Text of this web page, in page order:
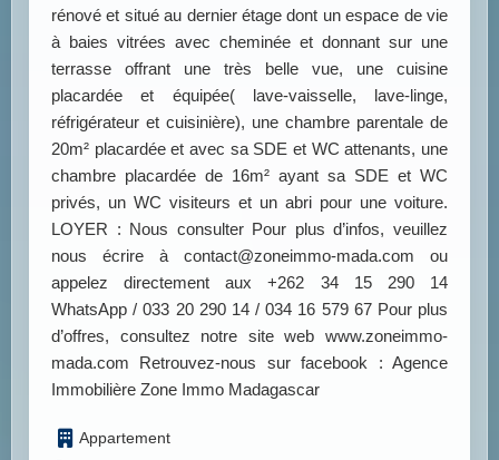
rénové et situé au dernier étage dont un espace de vie
à baies vitrées avec cheminée et donnant sur une
terrasse offrant une très belle vue, une cuisine
placardée et équipée( lave-vaisselle, lave-linge,
réfrigérateur et cuisinière), une chambre parentale de
20m² placardée et avec sa SDE et WC attenants, une
chambre placardée de 16m² ayant sa SDE et WC
privés, un WC visiteurs et un abri pour une voiture.
LOYER : Nous consulter Pour plus d’infos, veuillez
nous écrire à contact@zoneimmo-mada.com ou
appelez directement aux +262 34 15 290 14
WhatsApp / 033 20 290 14 / 034 16 579 67 Pour plus
d’offres, consultez notre site web www.zoneimmo-
mada.com Retrouvez-nous sur facebook : Agence
Immobilière Zone Immo Madagascar
Appartement